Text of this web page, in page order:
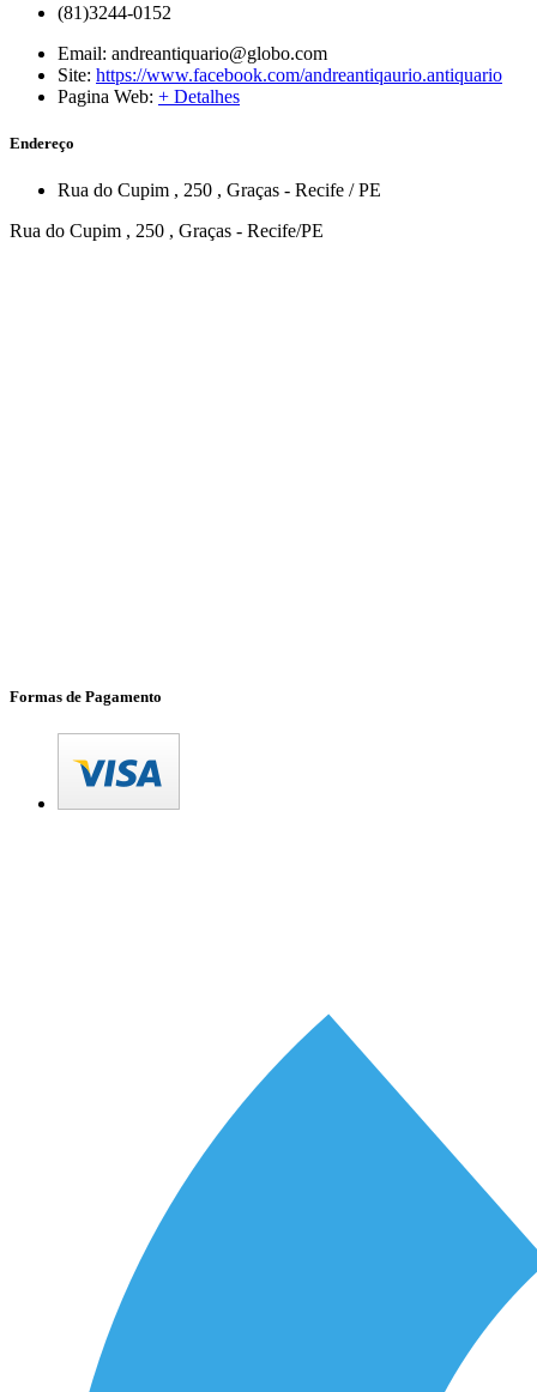
(81)3244-0152
Email: andreantiquario@globo.com
Site: https://www.facebook.com/andreantiqaurio.antiquario
Pagina Web: + Detalhes
Endereço
Rua do Cupim , 250 , Graças - Recife /PE
Rua do Cupim , 250 , Graças - Recife/PE
Formas de Pagamento